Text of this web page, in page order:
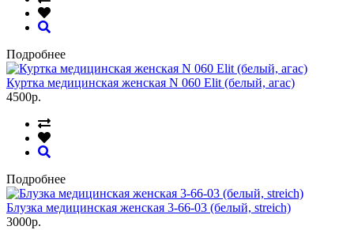
Подробнее
Куртка медицинская женская N 060 Elit (белый, агас)
4500р.
Подробнее
Блузка медицинская женская 3-66-03 (белый, streich)
3000р.